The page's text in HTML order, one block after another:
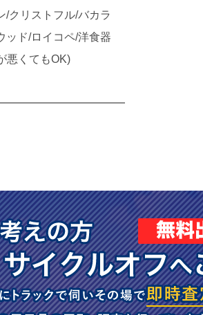
/クリストフル/バカラ
ッド/ロイコペ/洋食器
悪くてもOK)